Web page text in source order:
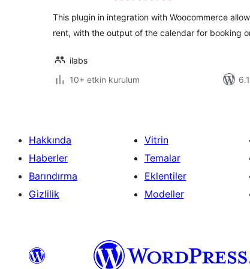
This plugin in integration with Woocommerce
rent, with the output of the calendar for booking
ilabs
10+ etkin kurulum
Hakkında
Haberler
Barındırma
Gizlilik
Vitrin
Temalar
Eklentiler
Modeller